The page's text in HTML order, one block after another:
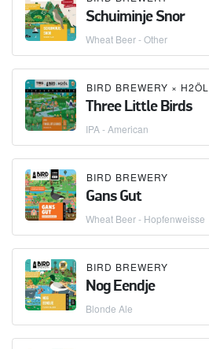
Schuiminje Snor
Wheat Beer - Other
BIRD BREWERY × H2ÖL
Three Little Birds
IPA - American
BIRD BREWERY
Gans Gut
Wheat Beer - Hopfenweisse
BIRD BREWERY
Nog Eendje
Blonde Ale